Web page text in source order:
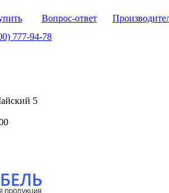
Вопрос-ответ
777-94-78
5